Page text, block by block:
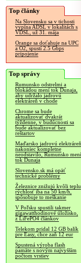
Top články
Na Slovensku sa v tichosti
vypína ADSL v lokalitách s
VDSL, už 31. mája
Orange sa doťahuje na UPC
a O2, spustí 2.5 Gbps
pripojenie
Top správy
Rumunsko odstrelmi a
blokádou mení tok Dunaja,
aby udržalo jadrovú
elektráreň v chode
Chrome sa bude
aktualizovať dvakrát
týždenne, v budúcnosti sa
bude aktualizovať bez
reštartov
Maďarsko jadrovú elektráreň
nakoniec kompletne
neodstavilo, Rumunsko mení
tok Dunaja
Slovensko.sk má opäť
technické problémy
Železnice znižujú kvôli teplu
rýchlosť iba na 50 km/h,
spôsobuje to meškanie
V Poľsku spustili takmer
gigawatthodinové úložisko,
z LiFePO4 článkov
Telekom pridal 12 GB balík
pre Easy, chce zaň 12 eur
Spustená výroba flash
pamäte s novým najvyšším
počtom vrstiev